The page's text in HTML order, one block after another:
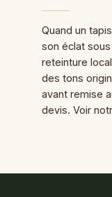
Quand un
son éclat
reteinture
des tons
avant remise
devis. Voir